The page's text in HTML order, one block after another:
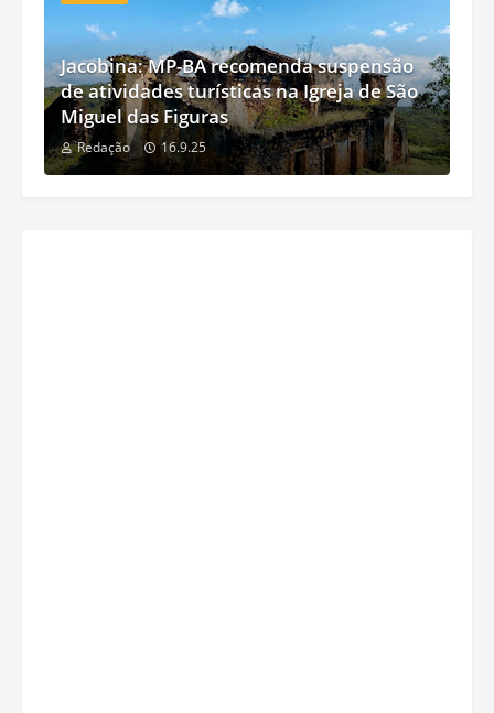
Jacobina: MP-BA recomenda suspensão
de atividades turísticas na Igreja de São
Miguel das Figuras
Redação 16.9.25